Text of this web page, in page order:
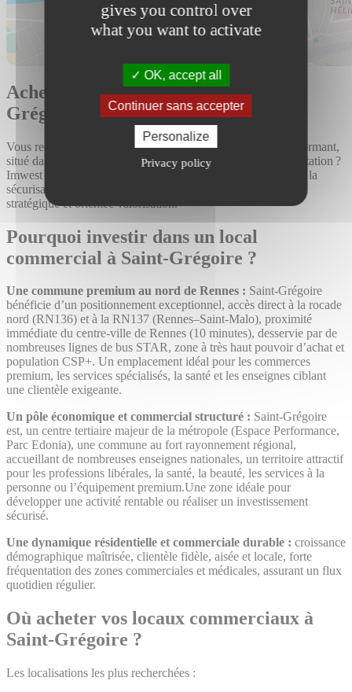
gives you control over
what you want to activate
OK, accept all
Continuer sans accepter
Personalize
Privacy policy
Acheter un local commercial à Saint-
Grégoire avec Imwest
Vous recherchez un local commercial visible, moderne, performant,
situé dans un secteur à fort pouvoir d’achat et à forte fréquentation ?
Imwest vous accompagne dans la sélection, la négociation et la
sécurisation de votre acquisition, avec une approche précise,
stratégique et orientée valorisation.
Pourquoi investir dans un local
commercial à Saint-Grégoire ?
Une commune premium au nord de Rennes : Saint-Grégoire
bénéficie d’un positionnement exceptionnel, accès direct à la rocade
nord (RN136) et à la RN137 (Rennes–Saint-Malo), proximité
immédiate du centre-ville de Rennes (10 minutes), desservie par de
nombreuses lignes de bus STAR, zone à très haut pouvoir d’achat et
population CSP+. Un emplacement idéal pour les commerces
premium, les services spécialisés, la santé et les enseignes ciblant
une clientèle exigeante.
Un pôle économique et commercial structuré : Saint-Grégoire
est, un centre tertiaire majeur de la métropole (Espace Performance,
Parc Edonia), une commune au fort rayonnement régional,
accueillant de nombreuses enseignes nationales, un territoire attractif
pour les professions libérales, la santé, la beauté, les services à la
personne ou l’équipement premium.Une zone idéale pour
développer une activité rentable ou réaliser un investissement
sécurisé.
Une dynamique résidentielle et commerciale durable : croissance
démographique maîtrisée, clientèle fidèle, aisée et locale, forte
fréquentation des zones commerciales et médicales, assurant un flux
quotidien régulier.
Où acheter vos locaux commerciaux à
Saint-Grégoire ?
Les localisations les plus recherchées :